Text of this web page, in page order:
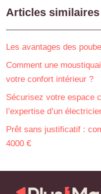
Articles similaires
Les avantages des
Comment une
votre confort intérieur ?
Sécurisez votre espace
l’expertise d’un
Prêt sans justificatif :
4000 €